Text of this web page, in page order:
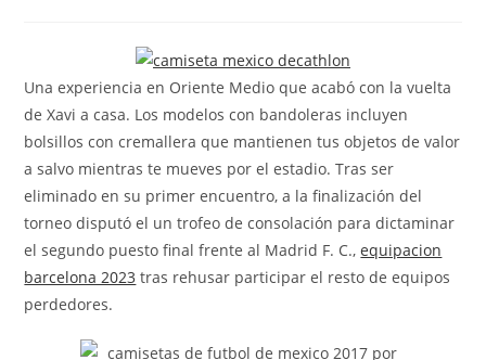
Una experiencia en Oriente Medio que acabó con la vuelta
de Xavi a casa. Los modelos con bandoleras incluyen
bolsillos con cremallera que mantienen tus objetos de valor
a salvo mientras te mueves por el estadio. Tras ser
eliminado en su primer encuentro, a la finalización del
torneo disputó el un trofeo de consolación para dictaminar
el segundo puesto final frente al Madrid F. C.,equipacion
barcelona 2023 tras rehusar participar el resto de equipos
perdedores.